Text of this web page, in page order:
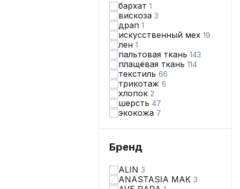
бархат 1
вискоза 3
драп 1
искусственный мех 19
лен 1
пальтовая ткань 143
плащёвая ткань 114
текстиль 66
трикотаж 6
хлопок 2
шерсть 47
экокожа 7
Бренд
ALIN 3
ANASTASIA MAK 3